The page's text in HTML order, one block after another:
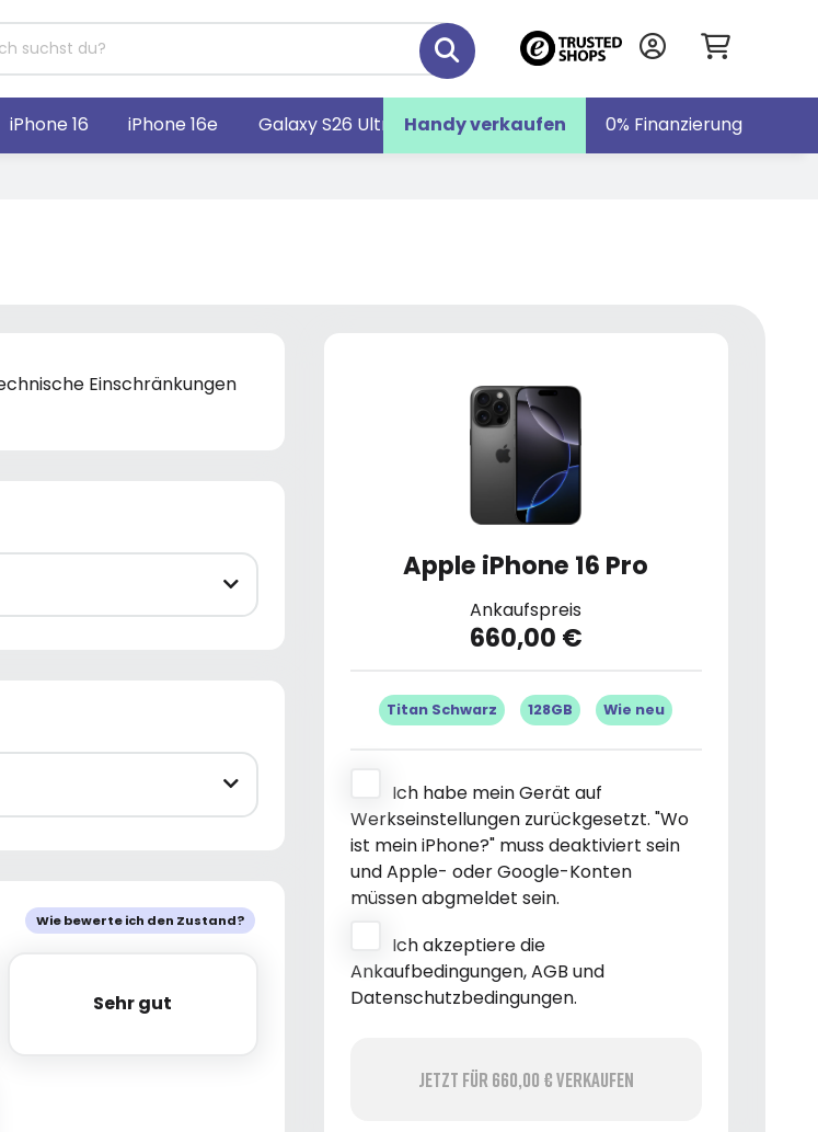
Handy verkaufen 0% Finanzierung
iPhone 16 iPhone 16e Galaxy S26 Ultra Galaxy S26 Galaxy Z Fold7
Einschränkungen
Wie bewerte ich den Zustand?
Sehr gut
Sehr gut
Apple iPhone 16 Pro
Ankaufspreis
660,00 €
Titan Schwarz 128GB Wie neu
Ich habe mein Gerät auf
Werkseinstellungen zurückgesetzt. "Wo
ist mein iPhone?" muss deaktiviert sein
und Apple- oder Google-Konten
müssen abgmeldet sein.
Ich akzeptiere die
Ankaufbedingungen, AGB und
Datenschutzbedingungen.
Jetzt für 660,00 € verkaufen